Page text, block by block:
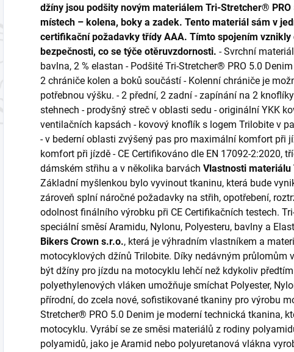
džíny jsou podšity novým materiálem Tri-Stretcher®
místech – kolena, boky a zadek. Tento materiál sám v
certifikační požadavky třídy AAA. Tímto spojením vznikly
bezpečnosti, co se týče otěruvzdornosti. - Svrchní
bavlna, 2 % elastan - Podšité Tri-Stretcher® PRO 5.0
2 chrániče kolen a boků součástí - Kolenní chrániče je
potřebnou výšku. - 2 přední, 2 zadní - zapínání na 2
stehnech - prodyšný streč v oblasti sedu - originální YKK
ventilačních kapsách - kovový knoflík s logem Trilobite v
- v bederní oblasti zvýšený pas pro maximální komfort při
komfort při jízdě - CE Certifikováno dle EN 17092-2:2020,
dámském střihu a v několika barvách Vlastnosti materiálu
Základní myšlenkou bylo vyvinout tkaninu, která bude
zároveň splní náročné požadavky na střih, opotřebení,
odolnost finálního výrobku při CE Certifikačních testech.
speciální směsí Aramidu, Nylonu, Polyesteru, bavlny a
Bikers Crown s.r.o., která je výhradním vlastníkem a
motocyklových džínů Trilobite. Díky nedávným průlomům
být džíny pro jízdu na motocyklu lehčí než kdykoliv
polyethylenových vláken umožňuje smíchat Polyester,
přírodní, do zcela nové, sofistikované tkaniny pro výrobu
Stretcher® PRO 5.0 Denim je moderní technická tkanina,
motocyklu. Vyrábí se ze směsi materiálů z rodiny
polyamidů, jako je Aramid nebo polyuretanová vlákna